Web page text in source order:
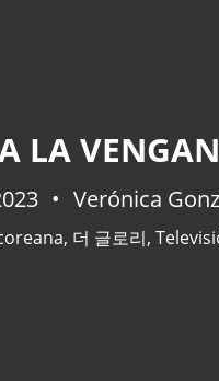
LA
Verónica
, 더 글로리,